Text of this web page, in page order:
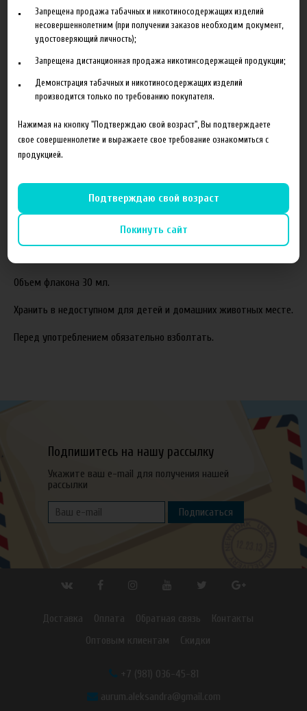
Описание Характеристики Отзывы
Состав готовой жидкости:
Пропиленгликоль(PG)
Соотношение компонентов,%:
Жидкость производится с использованием американских
Объем флакона 30 мл.
Хранить в недоступном для детей и домашних животных месте.
Перед употреблением обязательно взболтать.
Подпишитесь на нашу рассылку
Укажите ваш e-mail для получения нашей
рассылки
Подписаться
Доставка Оплата Обратная связь
Контакты
Оптовым клиентам
Скидки
+7 (981) 036-45-81
aurum.aleksandra@gmail.com
Запрещена продажа табачных и никотиносодержащих изделий
несовершеннолетним (при получении заказов необходим документ,
удостоверяющий личность);
Запрещена дистанционная продажа никотинсодержащей продукции;
Демонстрация табачных и никотиносодержащих изделий
производится только по требованию покупателя.
Нажимая на кнопку "Подтверждаю свой возраст", Вы подтверждаете
свое совершеннолетие и выражаете свое требование ознакомиться с
продукцией.
Подтверждаю свой возраст
Покинуть сайт